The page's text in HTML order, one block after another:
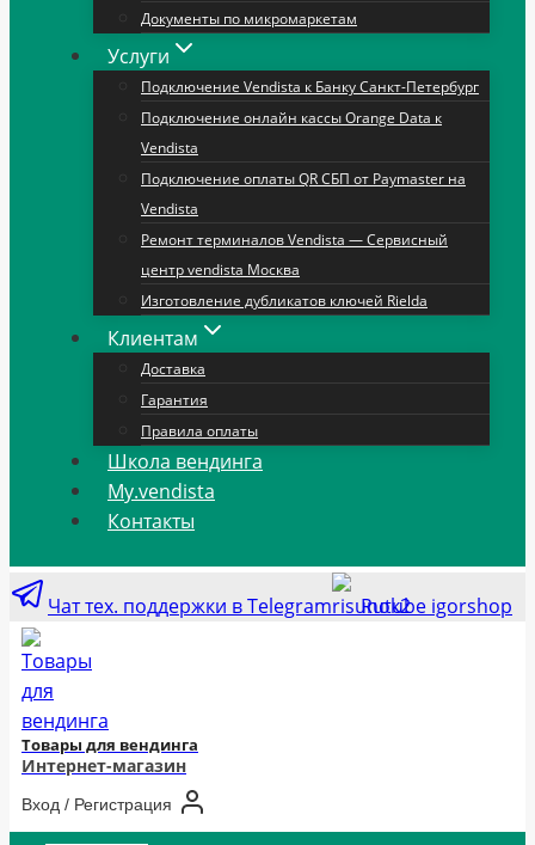
Документы по микромаркетам
Услуги
Подключение Vendista к Банку Санкт-Петербург
Подключение онлайн кассы Orange Data к
Vendista
Подключение оплаты QR СБП от Paymaster на
Vendista
Ремонт терминалов Vendista — Сервисный
центр vendista Москва
Изготовление дубликатов ключей Rielda
Клиентам
Доставка
Гарантия
Правила оплаты
Школа вендинга
My.vendista
Контакты
Чат тех. поддержки в Telegram Rutube igorshop
Товары для вендинга
Интернет-магазин
Вход / Регистрация